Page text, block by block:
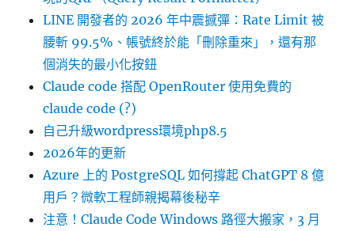
LINE 開發者的 2026 年中震撼彈：Rate Limit 被
腰斬 99.5%、帳號終於能「刪除重來」，還有那
個消失的最小化按鈕
Claude code 搭配 OpenRouter 使用免費的
claude code (?)
自己升級wordpress環境php8.5
2026年的更新
Azure 上的 PostgreSQL 如何撐起 ChatGPT 8 億
用戶？微軟工程師親揭幕後秘辛
注意！Claude Code Windows 路徑大搬家，3 月